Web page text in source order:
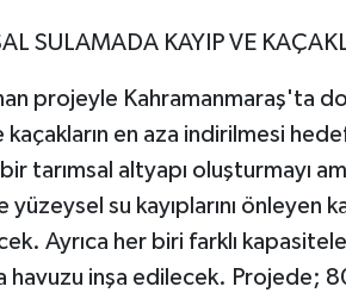
SULAMADA KAYIP VE
projeyle Kahramanmaraş'ta
kaçakların en aza indirilmesi
tarımsal altyapı oluşturmayı
yüzeysel su kayıplarını önleyen
Ayrıca her biri farklı
havuzu inşa edilecek. Projede;